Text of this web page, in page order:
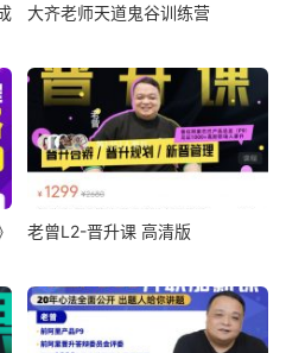
大齐老师天道鬼谷训练营
老曾L2-晋升课 高清版